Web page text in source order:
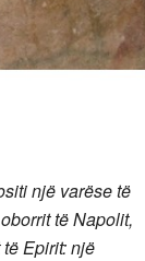
një varëse të
të Napolit,
Epirit: një